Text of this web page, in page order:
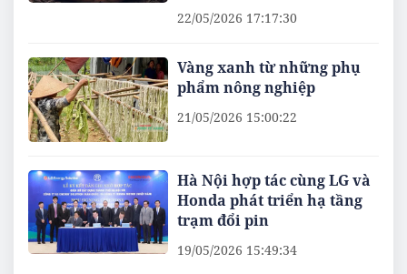
22/05/2026 17:17:30
Vàng xanh từ những phụ
phẩm nông nghiệp
21/05/2026 15:00:22
Hà Nội hợp tác cùng LG và
Honda phát triển hạ tầng
trạm đổi pin
19/05/2026 15:49:34